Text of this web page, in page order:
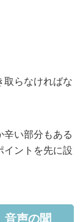
取らなければな
い部分もある
イントを先に設
音声の聞